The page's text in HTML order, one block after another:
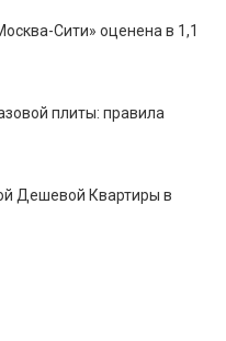
Сити» оценена в 1,1
плиты: правила
Дешевой Квартиры в